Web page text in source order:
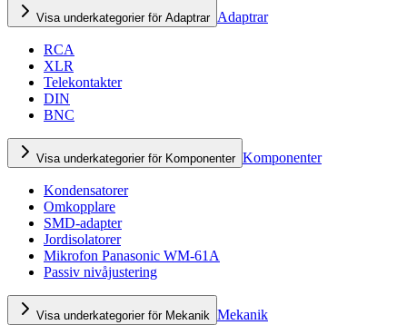
Visa underkategorier för Adaptrar Adaptrar
RCA
XLR
Telekontakter
DIN
BNC
Visa underkategorier för Komponenter Komponenter
Kondensatorer
Omkopplare
SMD-adapter
Jordisolatorer
Mikrofon Panasonic WM-61A
Passiv nivåjustering
Visa underkategorier för Mekanik Mekanik